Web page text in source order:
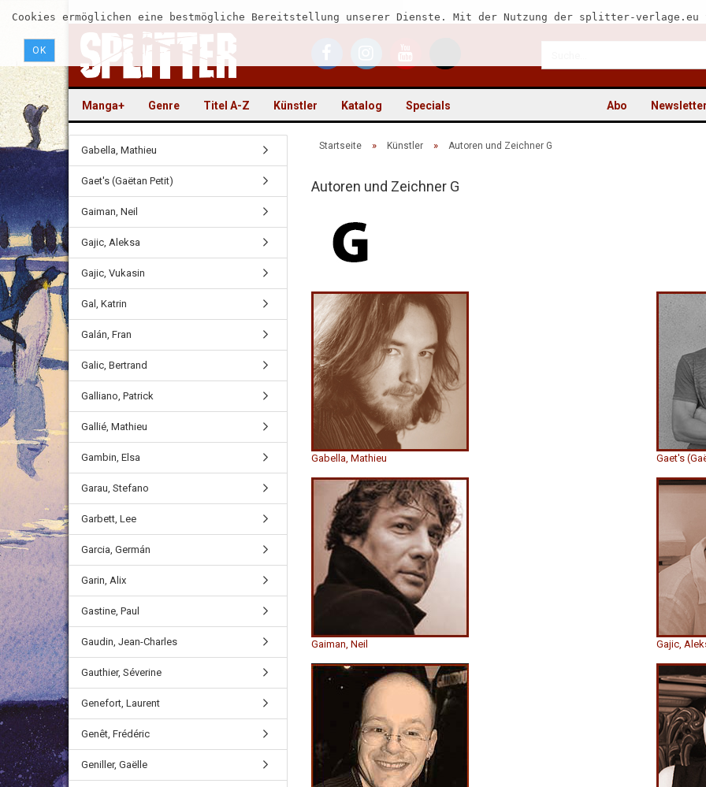
Cookies ermöglichen eine bestmögliche Bereitstellung unserer Dienste. Mit der Nutzung der splitter-
OK
Manga+ Genre Titel A-Z Künstler Katalog Specials Abo
Startseite » Künstler » Autoren und Zeichner G
Autoren und Zeichner G
Gabella, Mathieu Gaet's
Gaiman, Neil Gajic,
Gabella, Mathieu
Gaet's (Gaëtan Petit)
Gaiman, Neil
Gajic, Aleksa
Gajic, Vukasin
Gal, Katrin
Galán, Fran
Galic, Bertrand
Galliano, Patrick
Gallié, Mathieu
Gambin, Elsa
Garau, Stefano
Garbett, Lee
Garcia, Germán
Garin, Alix
Gastine, Paul
Gaudin, Jean-Charles
Gauthier, Séverine
Genefort, Laurent
Genêt, Frédéric
Geniller, Gaëlle